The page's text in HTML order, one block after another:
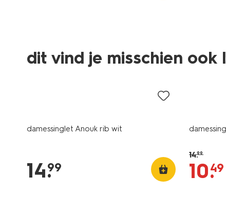
dit vind je misschien ook
damessinglet Anouk rib wit
14.
99
14.99
10.
49